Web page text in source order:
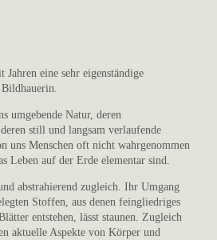
eine sehr eigenständige
umgebende Natur, deren
still und langsam verlaufende
uns Menschen oft nicht wahrgenommen
Leben auf der Erde elementar sind.
abstrahierend zugleich. Ihr Umgang
Stoffen, aus denen feingliedriges
entstehen, lässt staunen. Zugleich
aktuelle Aspekte von Körper und